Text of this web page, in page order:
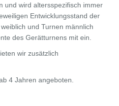
und wird altersspezifisch immer
Entwicklungsstand der
und Turnen männlich
des Gerätturnens mit ein.
wir zusätzlich
4 Jahren angeboten.